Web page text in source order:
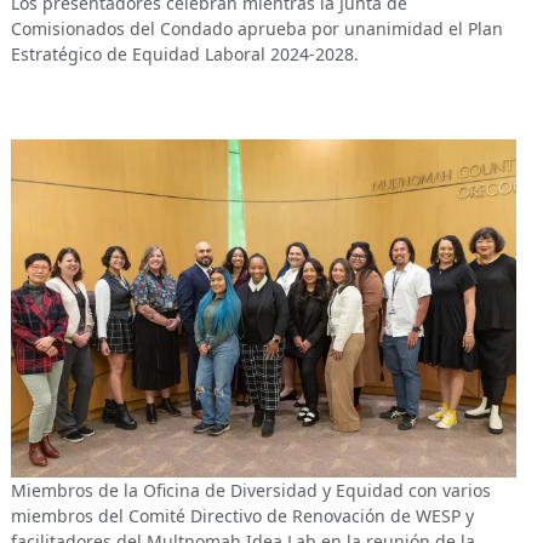
Comisionados del Condado aprueba por unanimidad el Plan
Estratégico de Equidad Laboral 2024-2028.
Miembros de la Oficina de Diversidad y Equidad con varios
miembros del Comité Directivo de Renovación de WESP y